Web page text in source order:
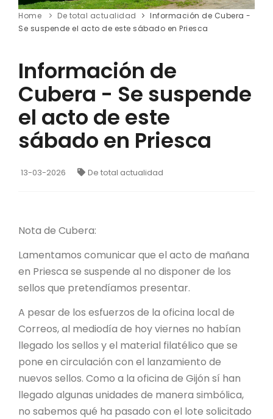
Home De total actualidad
Información de Cubera -
Se suspende el acto de este sábado en Priesca
Información de
Cubera - Se suspende
el acto de este
sábado en Priesca
13-03-2026 De total actualidad
Nota de Cubera:
Lamentamos comunicar que el acto de mañana
en Priesca se suspende al no disponer de los
sellos que pretendíamos presentar.
A pesar de los esfuerzos de la oficina local de
Correos, al mediodía de hoy viernes no habían
llegado los sellos y el material filatélico que se
pone en circulación con el lanzamiento de
nuevos sellos. Como a la oficina de Gijón sí han
llegado algunas unidades de manera simbólica,
no sabemos qué ha pasado con el lote solicitado